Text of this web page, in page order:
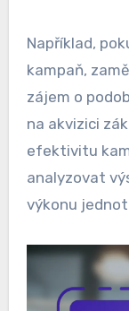
Například,
kampaň,
zájem o
na akvizici
efektivitu
analyzovat
výkonu